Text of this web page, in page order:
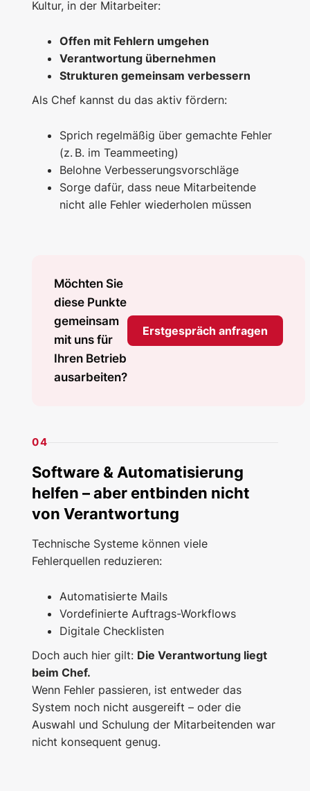
Kultur, in der Mitarbeiter:
Offen mit Fehlern umgehen
Verantwortung übernehmen
Strukturen gemeinsam verbessern
Als Chef kannst du das aktiv fördern:
Sprich regelmäßig über gemachte Fehler
(z. B. im Teammeeting)
Belohne Verbesserungsvorschläge
Sorge dafür, dass neue Mitarbeitende
nicht alle Fehler wiederholen müssen
Möchten Sie
diese Punkte
gemeinsam
mit uns für
Ihren Betrieb
ausarbeiten?
Erstgespräch anfragen
04
Software & Automatisierung
helfen – aber entbinden nicht
von Verantwortung
Technische Systeme können viele
Fehlerquellen reduzieren:
Automatisierte Mails
Vordefinierte Auftrags-Workflows
Digitale Checklisten
Doch auch hier gilt: Die Verantwortung liegt
beim Chef.
Wenn Fehler passieren, ist entweder das
System noch nicht ausgereift – oder die
Auswahl und Schulung der Mitarbeitenden war
nicht konsequent genug.